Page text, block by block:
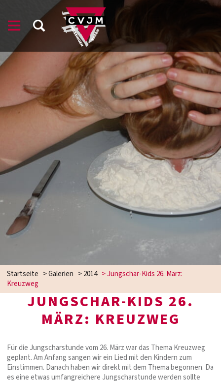
Startseite >Galerien >2014 >Jungschar-Kids 26. März:
Kreuzweg
JUNGSCHAR-KIDS 26.
MÄRZ: KREUZWEG
Für die Jungscharstunde vom 26. März war das Thema Kreuzweg
geplant. Am Anfang sangen wir ein Lied mit den Kindern zum
Einstimmen. Danach haben wir direkt mit dem Thema begonnen. Da
es eine etwas umfangreichere Jungscharstunde werden sollte